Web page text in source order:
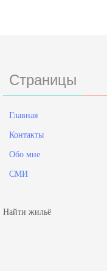
Страницы
Главная
Контакты
Обо мне
СМИ
Найти жильё